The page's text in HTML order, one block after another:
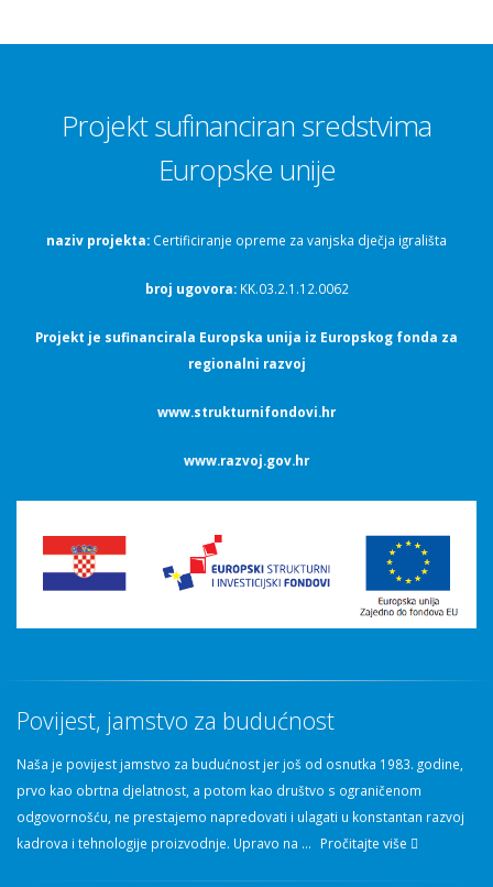
Projekt sufinanciran sredstvima
Europske unije
naziv projekta: Certificiranje opreme za vanjska dječja igrališta
broj ugovora:KK.03.2.1.12.0062
Projekt je sufinancirala Europska unija iz Europskog fonda za
regionalni razvoj
www.strukturnifondovi.hr
www.razvoj.gov.hr
Povijest, jamstvo za budućnost
Naša je povijest jamstvo za budućnost jer još od osnutka 1983. godine,
prvo kao obrtna djelatnost, a potom kao društvo s ograničenom
odgovornošću, ne prestajemo napredovati i ulagati u konstantan razvoj
kadrova i tehnologije proizvodnje. Upravo na ... Pročitajte više